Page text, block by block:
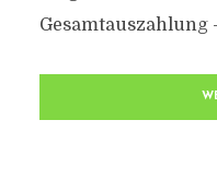
Gesamtauszahlung